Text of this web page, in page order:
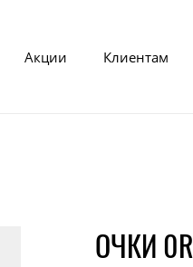
Акции Клиентам
ОЧКИ